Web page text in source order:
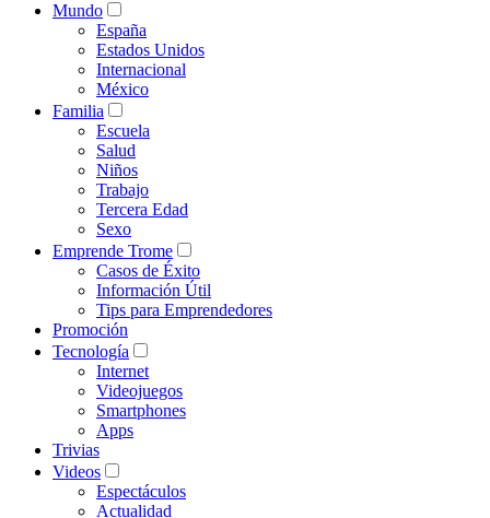
Mundo
España
Estados Unidos
Internacional
México
Familia
Escuela
Salud
Niños
Trabajo
Tercera Edad
Sexo
Emprende Trome
Casos de Éxito
Información Útil
Tips para Emprendedores
Promoción
Tecnología
Internet
Videojuegos
Smartphones
Apps
Trivias
Videos
Espectáculos
Actualidad